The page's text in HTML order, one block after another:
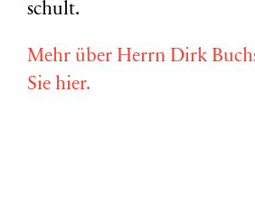
schult.
Mehr über Herrn Dirk
Sie hier.